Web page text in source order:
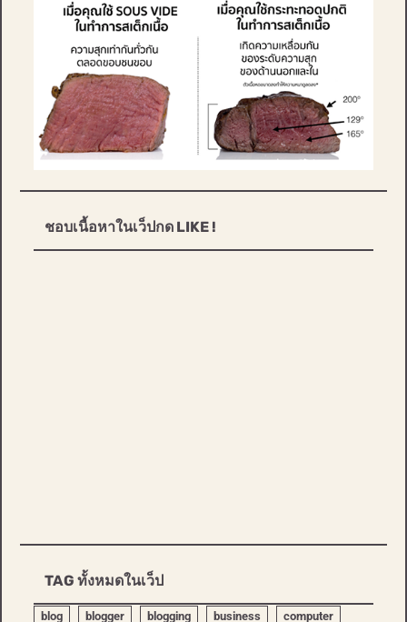
ชอบเนื้อหาในเว็ปกด LIKE !
TAG ทั้งหมดในเว็ป
blog blogger blogging business
computer